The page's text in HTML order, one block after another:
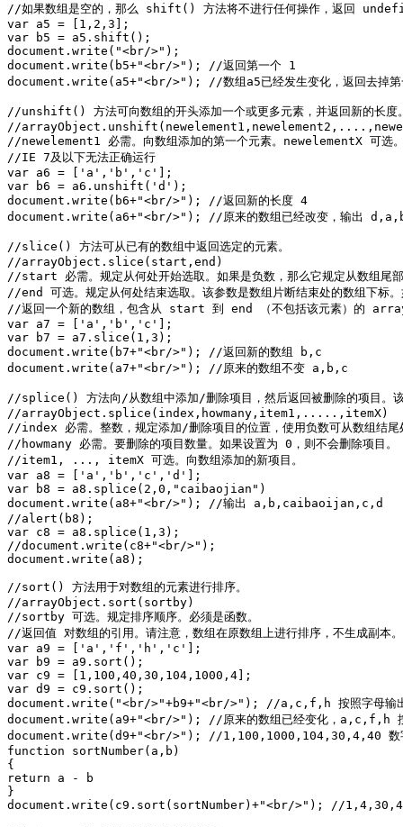
//如果数组是空的，那么 shift() 方法将不进行任何操作，返回
var a5 = [1,2,3];
var b5 = a5.shift();
document.write("<br/>");
document.write(b5+"<br/>"); //返回第一个 1
document.write(a5+"<br/>"); //数组a5已经发生变化，返回去掉
//unshift() 方法可向数组的开头添加一个或更多元素，并返回新的长度
//
//newelement1 必需。向数组添加的第一个元素。newelementX 可选。
//IE 7及以下无法正确运行
var a6 = ['a','b','c'];
var b6 = a6.unshift('d');
document.write(b6+"<br/>"); //返回新的长度 4
document.write(a6+"<br/>"); //原来的数组已经改变，输出
//slice() 方法可从已有的数组中返回选定的元素。
//arrayObject.slice(start,end)
//start 必需。规定从何处开始选取。如果是负数，那么它规定从数组尾
//end 可选。规定从何处结束选取。该参数是数组片断结束处的数组下标
//返回一个新的数组，包含从 start 到 end （不包括该元素）的
var a7 = ['a','b','c'];
var b7 = a7.slice(1,3);
document.write(b7+"<br/>"); //返回新的数组 b,c
document.write(a7+"<br/>"); //原来的数组不变 a,b,c
//splice() 方法向/从数组中添加/删除项目，然后返回被删除的项目。该
//arrayObject.splice(index,howmany,item1,.....,itemX)
//index 必需。整数，规定添加/删除项目的位置，使用负数可从数组结尾
//howmany 必需。要删除的项目数量。如果设置为 0，则不会删除项目。
//item1, ..., itemX 可选。向数组添加的新项目。
var a8 = ['a','b','c','d'];
var b8 = a8.splice(2,0,"caibaojian")
document.write(a8+"<br/>"); //输出 a,b,caibaoijan,c,d
//alert(b8);
var c8 = a8.splice(1,3);
//document.write(c8+"<br/>");
document.write(a8);
//sort() 方法用于对数组的元素进行排序。
//arrayObject.sort(sortby)
//sortby 可选。规定排序顺序。必须是函数。
//返回值 对数组的引用。请注意，数组在原数组上进行排序，不生成副本。
var a9 = ['a','f','h','c'];
var b9 = a9.sort();
var c9 = [1,100,40,30,104,1000,4];
var d9 = c9.sort();
document.write("<br/>"+b9+"<br/>"); //a,c,f,h 按照字母输
document.write(a9+"<br/>"); //原来的数组已经变化，a,c,f,h 按
document.write(d9+"<br/>"); //1,100,1000,104,30,4,40 数字没
function sortNumber(a,b)
{
return a - b
}
document.write(c9.sort(sortNumber)+"<br/>"); //